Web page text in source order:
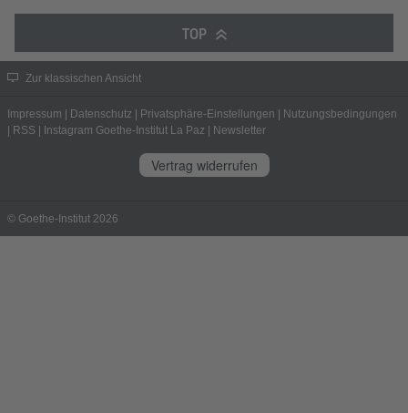
TOP
Zur klassischen Ansicht
Impressum Datenschutz Privatsphäre-Einstellungen
Nutzungsbedingungen
RSS Instagram Goethe-Institut La Paz Newsletter
Vertrag widerrufen
© Goethe-Institut 2026